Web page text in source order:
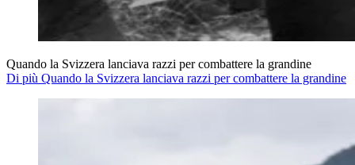
Quando la Svizzera lanciava razzi per combattere la grandine
Di più Quando la Svizzera lanciava razzi per combattere la grandine